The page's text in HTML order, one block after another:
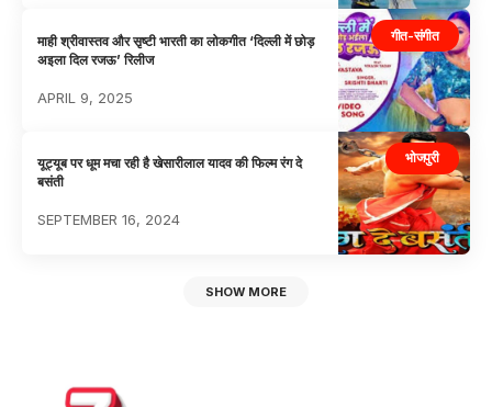
गीत-संगीत
माही श्रीवास्तव और सृष्टी भारती का लोकगीत ‘दिल्ली में छोड़
अइला दिल रजऊ’ रिलीज
APRIL 9, 2025
भोजपुरी
यूट्यूब पर धूम मचा रही है खेसारीलाल यादव की फिल्म रंग दे
बसंती
SEPTEMBER 16, 2024
SHOW MORE